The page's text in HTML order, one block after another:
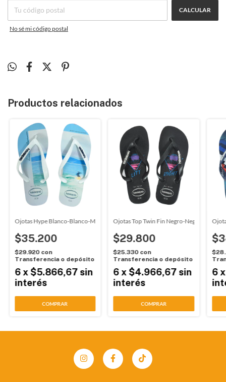
CALCULAR
No sé mi código postal
Productos relacionados
Blue Havaianas (414032)
Ojotas Hype Blanco-Blanco-Marino Havaianas (279201)
$35.200
$29.920 con
Transferencia o depósito
6 x$5.866,67 sin
interés
COMPRAR
Ojotas Top Twin Fin Negro-Negro
$29.800
$25.330 con
Transferencia o depósito
6 x$4.966,67 sin
interés
COMPRAR
6